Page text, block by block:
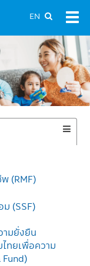
EN
(RMF)
(SSF)
ามยั่งยืน
ทยเพื่อความ